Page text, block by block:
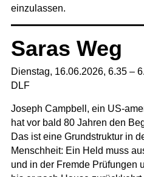
einzulassen.
Saras Weg
Dienstag, 16.06.2026, 6.35 –
DLF
Joseph Campbell, ein US-
hat vor bald 80 Jahren den
Das ist eine Grundstruktur in
Menschheit: Ein Held muss
und in der Fremde Prüfungen